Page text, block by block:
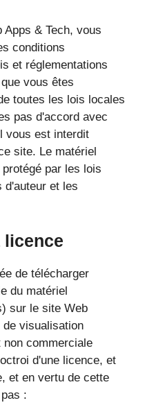
Apps & Tech, vous
conditions
et réglementations
vous êtes
toutes les lois locales
pas d'accord avec
vous est interdit
site. Le matériel
par les lois
d'auteur et les
licence
de télécharger
du matériel
sur le site Web
de visualisation
commerciale
d'une licence, et
et en vertu de cette
: